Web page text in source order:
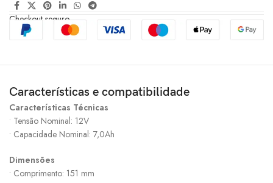
Checkout seguro
Características e compatibilidade
Características Técnicas
• Tensão Nominal: 12V
• Capacidade Nominal: 7,0Ah
Dimensões
• Comprimento: 151 mm